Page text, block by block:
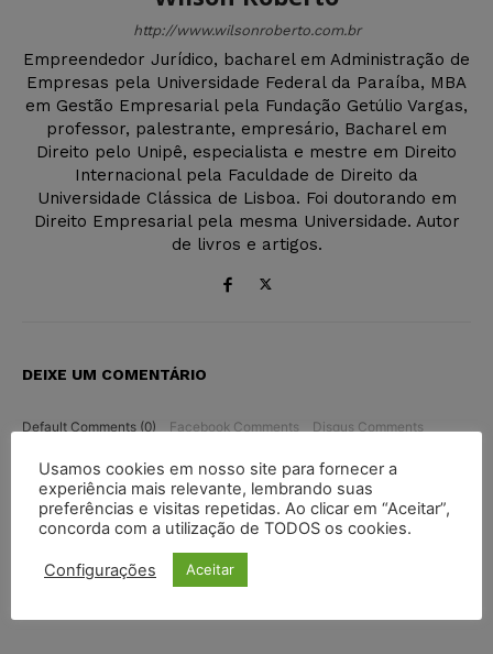
http://www.wilsonroberto.com.br
Empreendedor Jurídico, bacharel em Administração de
Empresas pela Universidade Federal da Paraíba, MBA
em Gestão Empresarial pela Fundação Getúlio Vargas,
professor, palestrante, empresário, Bacharel em
Direito pelo Unipê, especialista e mestre em Direito
Internacional pela Faculdade de Direito da
Universidade Clássica de Lisboa. Foi doutorando em
Direito Empresarial pela mesma Universidade. Autor
de livros e artigos.
DEIXE UM COMENTÁRIO
Default Comments (0) Facebook Comments Disqus Comments
Usamos cookies em nosso site para fornecer a
experiência mais relevante, lembrando suas
preferências e visitas repetidas. Ao clicar em “Aceitar”,
concorda com a utilização de TODOS os cookies.
Configurações Aceitar